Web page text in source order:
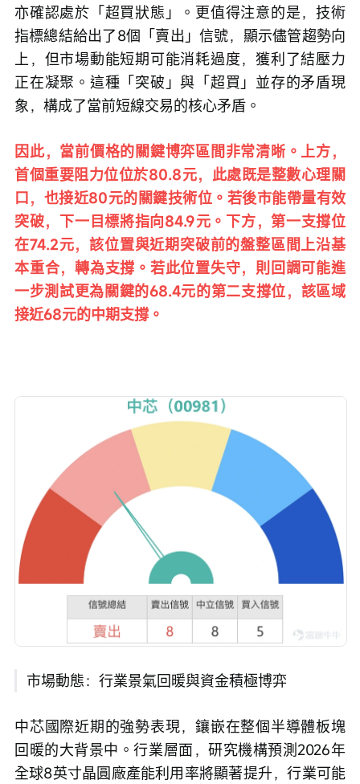
亦確認處於「超買狀態」。更值得注意的是，技術
指標總結給出了8個「賣出」信號，顯示儘管趨勢向
上，但市場動能短期可能消耗過度，獲利了結壓力
正在凝聚。這種「突破」與「超買」並存的矛盾現
象，構成了當前短線交易的核心矛盾。
因此，當前價格的關鍵博弈區間非常清晰。上方，
首個重要阻力位位於80.8元，此處既是整數心理關
口，也接近80元的關鍵技術位。若後市能帶量有效
突破，下一目標將指向84.9元。下方，第一支撐位
在74.2元，該位置與近期突破前的盤整區間上沿基
本重合，轉為支撐。若此位置失守，則回調可能進
一步測試更為關鍵的68.4元的第二支撐位，該區域
接近68元的中期支撐。
市場動態：行業景氣回暖與資金積極博弈
中芯國際近期的強勢表現，鑲嵌在整個半導體板塊
回暖的大背景中。行業層面，研究機構預測2026年
全球8英寸晶圓廠產能利用率將顯著提升，行業可能